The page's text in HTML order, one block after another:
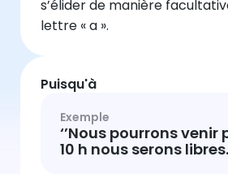
s’élider de manière
lettre « a ».
Puisqu'à
Exemple
‘’Nous pourrons venir
10 h nous serons libres.